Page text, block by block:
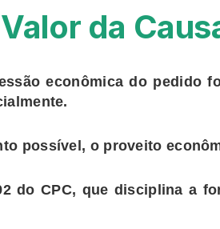
da
econômica do pedido
possível, o proveito
do CPC, que disciplina a